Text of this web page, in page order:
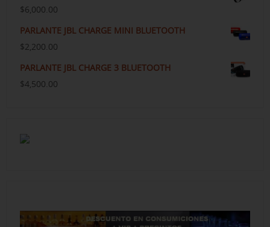
$6,000.00
PARLANTE JBL CHARGE MINI BLUETOOTH
$2,200.00
PARLANTE JBL CHARGE 3 BLUETOOTH
$4,500.00